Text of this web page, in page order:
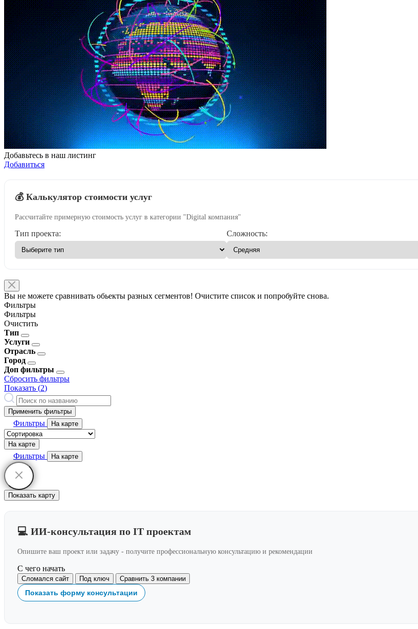
Добавьтесь в наш листинг
Добавиться
💰 Калькулятор стоимости услуг
Рассчитайте примерную стоимость услуг в категории "Digital компания"
Тип проекта: Сложность:
Вы не можете сравнивать обьекты разных сегментов! Очистите список и попробуйте снова.
Фильтры
Фильтры
Очистить
Тип
Услуги
Отрасль
Город
Доп фильтры
Сбросить фильтры
Показать (2)
Применить фильтры
Фильтры На карте
На карте
Фильтры На карте
Показать карту
💻 ИИ-консультация по IT проектам
Опишите ваш проект или задачу - получите профессиональную консультацию и рекомендации
С чего начать
Сломался сайт Под ключ Сравнить 3 компании
Показать форму консультации